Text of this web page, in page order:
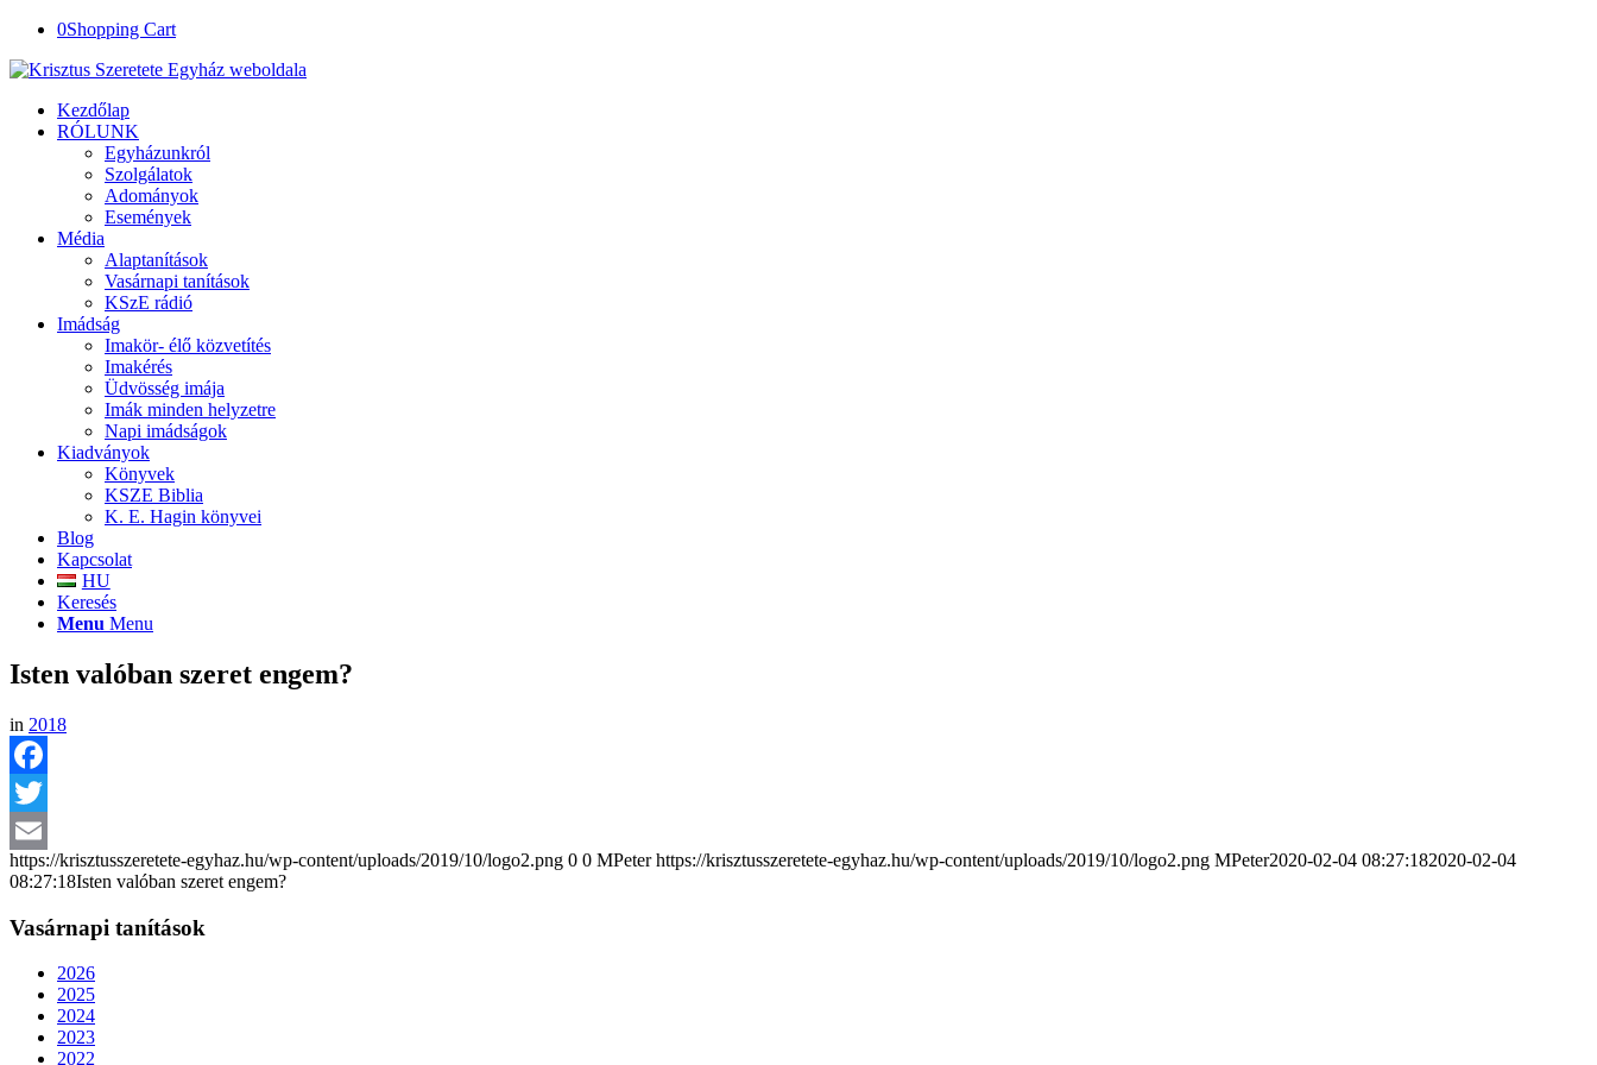
0Shopping Cart
Kezdőlap
RÓLUNK
Egyházunkról
Szolgálatok
Adományok
Események
Média
Alaptanítások
Vasárnapi tanítások
KSzE rádió
Imádság
Imakör- élő közvetítés
Imakérés
Üdvösség imája
Imák minden helyzetre
Napi imádságok
Kiadványok
Könyvek
KSZE Biblia
K. E. Hagin könyvei
Blog
Kapcsolat
HU
Keresés
Menu Menu
Isten valóban szeret engem?
in 2018
Facebook
Twitter
Email
https://krisztusszeretete-egyhaz.hu/wp-content/uploads/2019/10/logo2.png 0 0 MPeter https://krisztusszeretete-egyhaz.hu/wp-content/uploads/2019/10/logo2.png MPeter2020-02-04 08:27:182020-02-04
08:27:18Isten valóban szeret engem?
Vasárnapi tanítások
2026
2025
2024
2023
2022